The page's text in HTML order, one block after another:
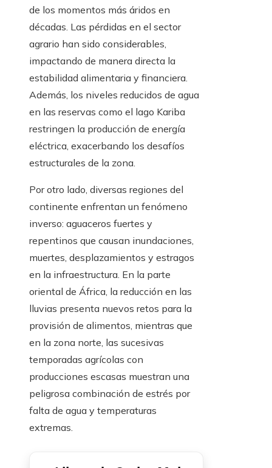
de los momentos más áridos en
décadas. Las pérdidas en el sector
agrario han sido considerables,
impactando de manera directa la
estabilidad alimentaria y financiera.
Además, los niveles reducidos de agua
en las reservas como el lago Kariba
restringen la producción de energía
eléctrica, exacerbando los desafíos
estructurales de la zona.
Por otro lado, diversas regiones del
continente enfrentan un fenómeno
inverso: aguaceros fuertes y
repentinos que causan inundaciones,
muertes, desplazamientos y estragos
en la infraestructura. En la parte
oriental de África, la reducción en las
lluvias presenta nuevos retos para la
provisión de alimentos, mientras que
en la zona norte, las sucesivas
temporadas agrícolas con
producciones escasas muestran una
peligrosa combinación de estrés por
falta de agua y temperaturas
extremas.